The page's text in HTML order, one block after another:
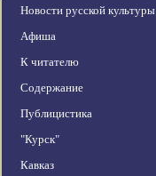
Новости русской культуры
Афиша
К читателю
Содержание
Публицистика
"Курск"
Кавказ